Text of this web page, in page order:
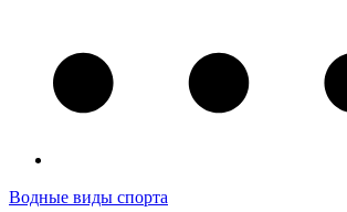
Водные виды спорта